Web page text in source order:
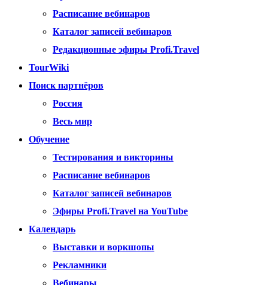
Расписание вебинаров
Каталог записей вебинаров
Редакционные эфиры Profi.Travel
TourWiki
Поиск партнёров
Россия
Весь мир
Обучение
Тестирования и викторины
Расписание вебинаров
Каталог записей вебинаров
Эфиры Profi.Travel на YouTube
Календарь
Выставки и воркшопы
Рекламники
Вебинары